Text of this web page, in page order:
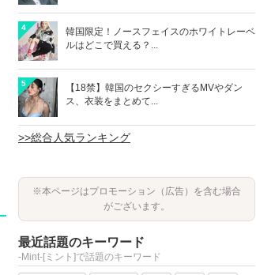
4
韓国限定！ノースフェイスのホワイトレーベ
ルはどこで買える？...
5
【18禁】韓国のセクシーすぎるMVやダン
ス、衣装をまとめて...
>>総合人気ランキング
※本ページはプロモーション（広告）を含む場合
がございます。
最近話題のキーワード
-Mint-[ミント]で話題のキーワード